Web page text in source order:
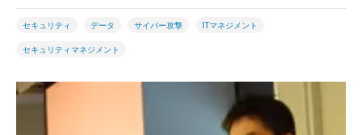
セキュリティ データ サイバー攻撃 ITマネジメント
セキュリティマネジメント